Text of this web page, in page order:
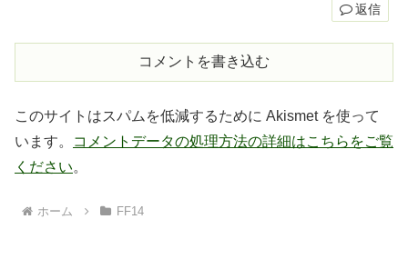
返信
コメントを書き込む
このサイトはスパムを低減するために Akismet を使って
います。
コメントデータの処理方法の詳細はこちらをご覧
ください。
ホーム FF14